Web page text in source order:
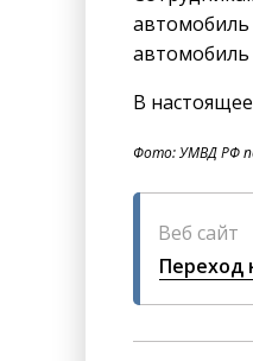
автомобиль
автомобиль
В
Фото: УМВД РФ
Веб сайт
Переход